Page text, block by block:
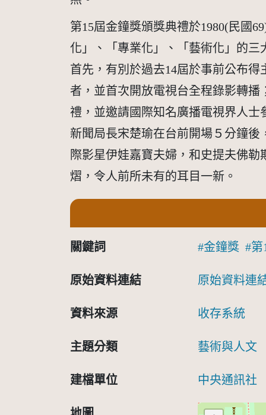
第15屆金鐘獎頒獎典禮於1980(民國
化」、「專業化」、「藝術化」的三
首先，有別於過去14屆於事前公布
者，並首次開放電視台全程錄影轉
禮，並邀請國際知名廣播電視界人
新聞局長宋楚瑜在台前開場５分鐘
際影星伊娃嘉寶夫婦，和史提夫佛
熠，令人前所未有的耳目一新。
關鍵詞 金鐘獎 第
原始資料連結 原始資料連
資料來源 收存系統
主題分類 藝術與人文
建檔單位 中央通訊社